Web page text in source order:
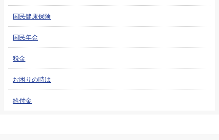
国民健康保険
国民年金
税金
お困りの時は
給付金